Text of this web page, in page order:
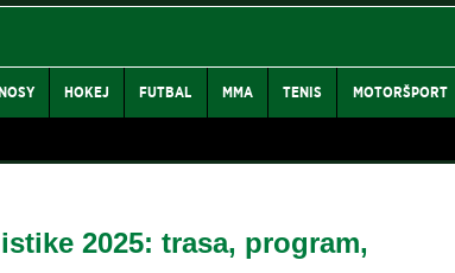
HOKEJ FUTBAL MMA TENIS MOTORŠPORT
2025: trasa, program,